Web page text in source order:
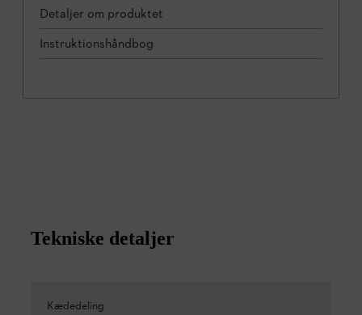
Detaljer om produktet
Instruktionshåndbog
Tekniske detaljer
Kædedeling